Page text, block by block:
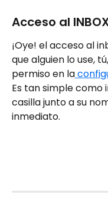
Acceso al
¡Oye! el acceso al
que alguien lo use,
permiso en la
Es tan simple como
casilla junto a su
inmediato.